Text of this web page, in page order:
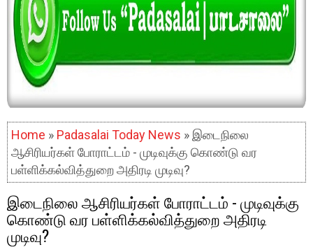
Home » Padasalai Today News » இடைநிலை
ஆசிரியர்கள் போராட்டம் - முடிவுக்கு கொண்டு வர
பள்ளிக்கல்வித்துறை அதிரடி முடிவு?
இடைநிலை ஆசிரியர்கள் போராட்டம் - முடிவுக்கு
கொண்டு வர பள்ளிக்கல்வித்துறை அதிரடி
முடிவு?